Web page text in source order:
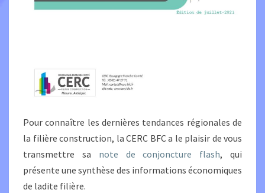
Pour connaître les dernières tendances régionales de
la filière construction, la CERC BFC a le plaisir de vous
transmettre sa note de conjoncture flash, qui
présente une synthèse des informations économiques
de ladite filière.